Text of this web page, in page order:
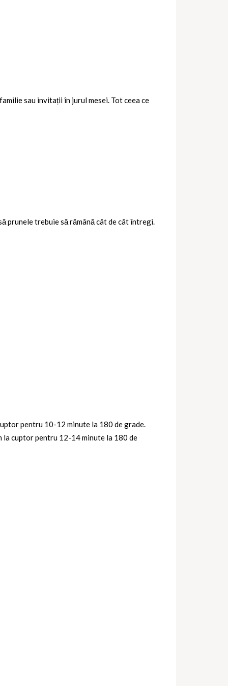
sau invitații în jurul mesei. Tot ceea ce
prunele trebuie să rămână cât de cât întregi.
pentru 10-12 minute la 180 de grade.
la cuptor pentru 12-14 minute la 180 de